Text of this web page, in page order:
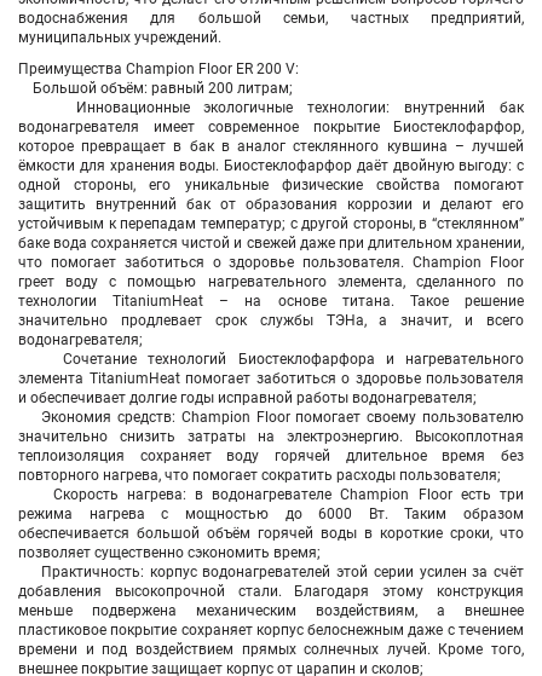
водоснабжения для большой семьи, частных предприятий,
муниципальных учреждений.
Преимущества Champion Floor ER 200 V:
Большой объём: равный 200 литрам;
Инновационные экологичные технологии: внутренний бак
водонагревателя имеет современное покрытие Биостеклофарфор,
которое превращает в бак в аналог стеклянного кувшина – лучшей
ёмкости для хранения воды. Биостеклофарфор даёт двойную выгоду: с
одной стороны, его уникальные физические свойства помогают
защитить внутренний бак от образования коррозии и делают его
устойчивым к перепадам температур; с другой стороны, в “стеклянном”
баке вода сохраняется чистой и свежей даже при длительном хранении,
что помогает заботиться о здоровье пользователя. Champion Floor
греет воду с помощью нагревательного элемента, сделанного по
технологии TitaniumHeat – на основе титана. Такое решение
значительно продлевает срок службы ТЭНа, а значит, и всего
водонагревателя;
Сочетание технологий Биостеклофарфора и нагревательного
элемента TitaniumHeat помогает заботиться о здоровье пользователя
и обеспечивает долгие годы исправной работы водонагревателя;
Экономия средств: Champion Floor помогает своему пользователю
значительно снизить затраты на электроэнергию. Высокоплотная
теплоизоляция сохраняет воду горячей длительное время без
повторного нагрева, что помогает сократить расходы пользователя;
Скорость нагрева: в водонагревателе Champion Floor есть три
режима нагрева с мощностью до 6000 Вт. Таким образом
обеспечивается большой объём горячей воды в короткие сроки, что
позволяет существенно сэкономить время;
Практичность: корпус водонагревателей этой серии усилен за счёт
добавления высокопрочной стали. Благодаря этому конструкция
меньше подвержена механическим воздействиям, а внешнее
пластиковое покрытие сохраняет корпус белоснежным даже с течением
времени и под воздействием прямых солнечных лучей. Кроме того,
внешнее покрытие защищает корпус от царапин и сколов;